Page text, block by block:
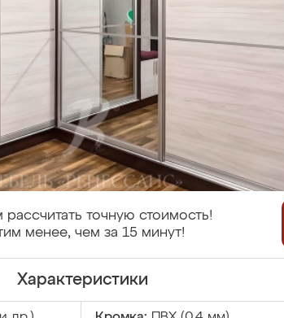
точную стоимость!
менее, чем за 15 минут!
Характеристики